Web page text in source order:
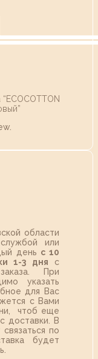
области
или
день с 10
1-3 дня с
При
указать
для Вас
с Вами
чтоб еще
доставки. В
по
будет